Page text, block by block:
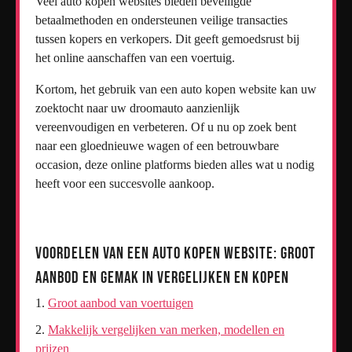
betaalmethoden en ondersteunen veilige transacties
tussen kopers en verkopers. Dit geeft gemoedsrust bij
het online aanschaffen van een voertuig.
Kortom, het gebruik van een auto kopen website kan uw
zoektocht naar uw droomauto aanzienlijk
vereenvoudigen en verbeteren. Of u nu op zoek bent
naar een gloednieuwe wagen of een betrouwbare
occasion, deze online platforms bieden alles wat u nodig
heeft voor een succesvolle aankoop.
Voordelen van een Auto Kopen Website: Groot
Aanbod en Gemak in Vergelijken en Kopen
Groot aanbod van voertuigen
Makkelijk vergelijken van merken, modellen en
prijzen